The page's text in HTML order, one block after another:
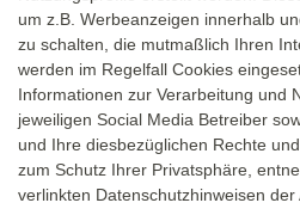
um z.B. Werbeanzeigen innerhalb
zu schalten, die mutmaßlich Ihren
werden im Regelfall Cookies
Informationen zur Verarbeitung und
jeweiligen Social Media Betreiber
und Ihre diesbezüglichen Rechte
zum Schutz Ihrer Privatsphäre,
verlinkten Datenschutzhinweisen der